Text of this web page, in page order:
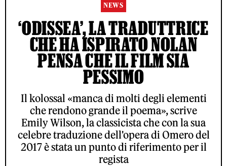
NEWS
‘ODISSEA’, LA TRADUTTRICE
CHE HA ISPIRATO NOLAN
PENSA CHE IL FILM SIA
PESSIMO
Il kolossal «manca di molti degli elementi
che rendono grande il poema», scrive
Emily Wilson, la classicista che con la sua
celebre traduzione dell'opera di Omero del
2017 è stata un punto di riferimento per il
regista